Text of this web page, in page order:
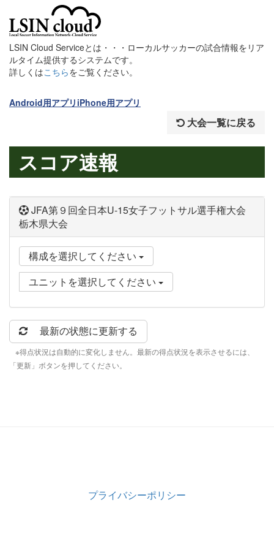
LSIN Cloud Serviceとは・・・ローカルサッカーの試合情報をリア
ルタイム提供するシステムです。
詳しくはこちらをご覧ください。
Android用アプリ iPhone用アプリ
大会一覧に戻る
スコア速報
JFA第９回全日本U-15女子フットサル選手権大会
栃木県大会
構成を選択してください
ユニットを選択してください
最新の状態に更新する
※得点状況は自動的に変化しません。最新の得点状況を表示させるには、
「更新」ボタンを押してください。
プライバシーポリシー